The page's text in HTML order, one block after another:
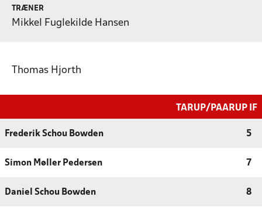
TRÆNER
Mikkel Fuglekilde Hansen
Thomas Hjorth
TARUP/PAARUP IF
Frederik Schou Bowden 5
Simon Møller Pedersen 7
Daniel Schou Bowden 8